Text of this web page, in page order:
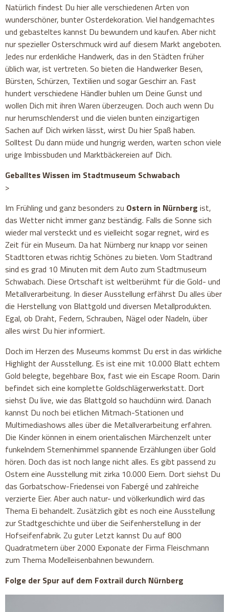
Natürlich findest Du hier alle verschiedenen Arten von
wunderschöner, bunter Osterdekoration. Viel handgemachtes
und gebasteltes kannst Du bewundern und kaufen. Aber nicht
nur spezieller Osterschmuck wird auf diesem Markt angeboten.
Jedes nur erdenkliche Handwerk, das in den Städten früher
üblich war, ist vertreten. So bieten die Handwerker Besen,
Bürsten, Schürzen, Textilien und sogar Geschirr an. Fast
hundert verschiedene Händler buhlen um Deine Gunst und
wollen Dich mit ihren Waren überzeugen. Doch auch wenn Du
nur herumschlenderst und die vielen bunten einzigartigen
Sachen auf Dich wirken lässt, wirst Du hier Spaß haben.
Solltest Du dann müde und hungrig werden, warten schon viele
urige Imbissbuden und Marktbäckereien auf Dich.
Geballtes Wissen im Stadtmuseum Schwabach
>
Im Frühling und ganz besonders zu Ostern in Nürnberg ist,
das Wetter nicht immer ganz beständig. Falls die Sonne sich
wieder mal versteckt und es vielleicht sogar regnet, wird es
Zeit für ein Museum. Da hat Nürnberg nur knapp vor seinen
Stadttoren etwas richtig Schönes zu bieten. Vom Stadtrand
sind es grad 10 Minuten mit dem Auto zum Stadtmuseum
Schwabach. Diese Ortschaft ist weltberühmt für die Gold- und
Metallverarbeitung. In dieser Ausstellung erfährst Du alles über
die Herstellung von Blattgold und diversen Metallprodukten.
Egal, ob Draht, Federn, Schrauben, Nägel oder Nadeln, über
alles wirst Du hier informiert.
Doch im Herzen des Museums kommst Du erst in das wirkliche
Highlight der Ausstellung. Es ist eine mit 10.000 Blatt echtem
Gold belegte, begehbare Box, fast wie ein Escape Room. Darin
befindet sich eine komplette Goldschlägerwerkstatt. Dort
siehst Du live, wie das Blattgold so hauchdünn wird. Danach
kannst Du noch bei etlichen Mitmach-Stationen und
Multimediashows alles über die Metallverarbeitung erfahren.
Die Kinder können in einem orientalischen Märchenzelt unter
funkelndem Sternenhimmel spannende Erzählungen über Gold
hören. Doch das ist noch lange nicht alles. Es gibt passend zu
Ostern eine Ausstellung mit zirka 10.000 Eiern. Dort siehst Du
das Gorbatschow-Friedensei von Fabergé und zahlreiche
verzierte Eier. Aber auch natur- und völkerkundlich wird das
Thema Ei behandelt. Zusätzlich gibt es noch eine Ausstellung
zur Stadtgeschichte und über die Seifenherstellung in der
Hofseifenfabrik. Zu guter Letzt kannst Du auf 800
Quadratmetern über 2000 Exponate der Firma Fleischmann
zum Thema Modelleisenbahnen bewundern.
Folge der Spur auf dem Foxtrail durch Nürnberg